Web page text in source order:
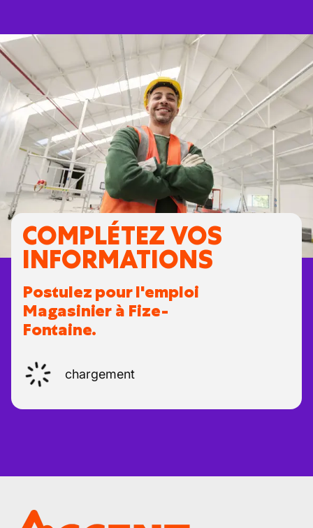
COMPLÉTEZ VOS
INFORMATIONS
Postulez pour l'emploi
Magasinier à Fize-
Fontaine.
chargement